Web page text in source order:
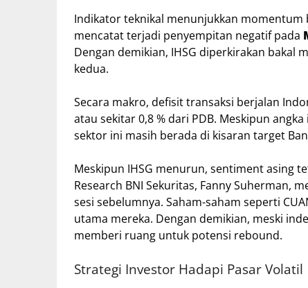
Indikator teknikal menunjukkan
mencatat terjadi penyempitan negatif pada
Dengan demikian, IHSG diperkirakan bakal
kedua.
Secara makro, defisit transaksi berjalan
atau sekitar 0,8 % dari PDB. Meskipun
sektor ini masih berada di kisaran target
Meskipun IHSG menurun, sentiment asing
Research BNI Sekuritas, Fanny Suherman,
sesi sebelumnya. Saham-saham seperti
utama mereka. Dengan demikian, meski
memberi ruang untuk potensi rebound.
Strategi Investor Hadapi Pasar Volatil